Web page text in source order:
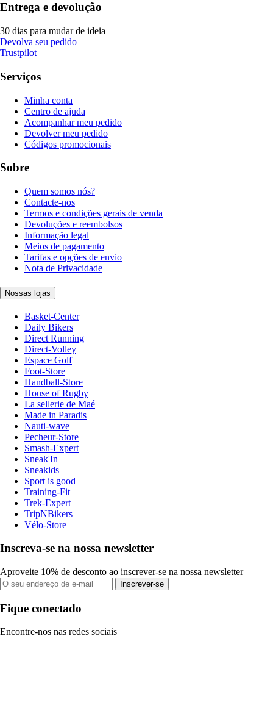
Entrega e devolução
30 dias para mudar de ideia
Devolva seu pedido
Trustpilot
Serviços
Minha conta
Centro de ajuda
Acompanhar meu pedido
Devolver meu pedido
Códigos promocionais
Sobre
Quem somos nós?
Contacte-nos
Termos e condições gerais de venda
Devoluções e reembolsos
Informação legal
Meios de pagamento
Tarifas e opções de envio
Nota de Privacidade
Nossas lojas
Basket-Center
Daily Bikers
Direct Running
Direct-Volley
Espace Golf
Foot-Store
Handball-Store
House of Rugby
La sellerie de Maé
Made in Paradis
Nauti-wave
Pecheur-Store
Smash-Expert
Sneak'In
Sneakids
Sport is good
Training-Fit
Trek-Expert
TripNBikers
Vélo-Store
Inscreva-se na nossa newsletter
Aproveite 10% de desconto ao inscrever-se na nossa newsletter
Inscrever-se
Fique conectado
Encontre-nos nas redes sociais